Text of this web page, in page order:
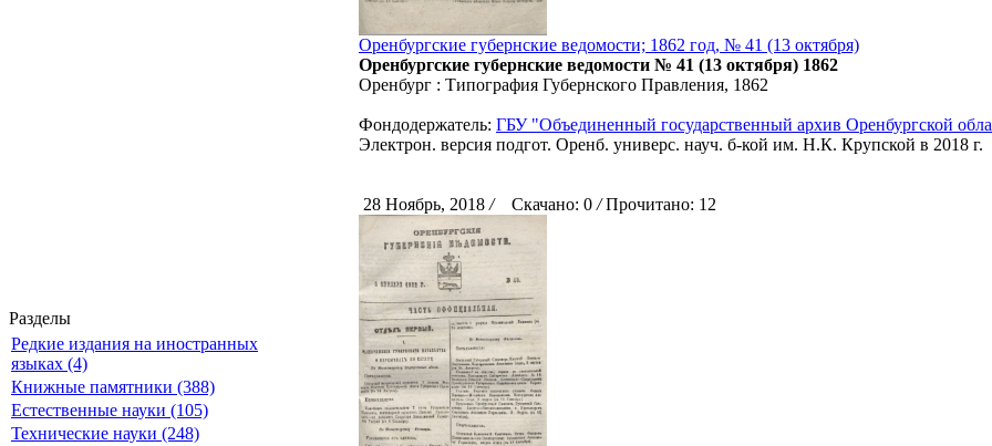
Разделы
Редкие издания на иностранных
языках (4)
Книжные памятники (388)
Естественные науки (105)
Технические науки (248)
Оренбургские губернские ведомости; 1862 год, № 41 (13 октября)
Оренбургские губернские ведомости № 41 (13 октября) 1862
Оренбург : Типография Губернского Правления, 1862
Фондодержатель: ГБУ "Объединенный государственный архив Оренбургской
Электрон. версия подгот. Оренб. универс. науч. б-кой им. Н.К. Крупской в 2018 г.
28 Ноябрь, 2018 /Скачано: 0 /Прочитано: 12